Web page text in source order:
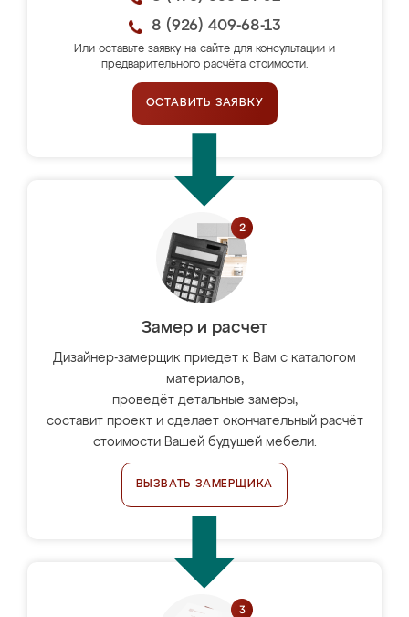
8 (926) 409-68-13
Или оставьте заявку на сайте для консультации и
предварительного расчёта стоимости.
ОСТАВИТЬ ЗАЯВКУ
Замер и расчет
Дизайнер-замерщик приедет к Вам с каталогом
материалов,
проведёт детальные замеры,
составит проект и сделает окончательный расчёт
стоимости Вашей будущей мебели.
ВЫЗВАТЬ ЗАМЕРЩИКА